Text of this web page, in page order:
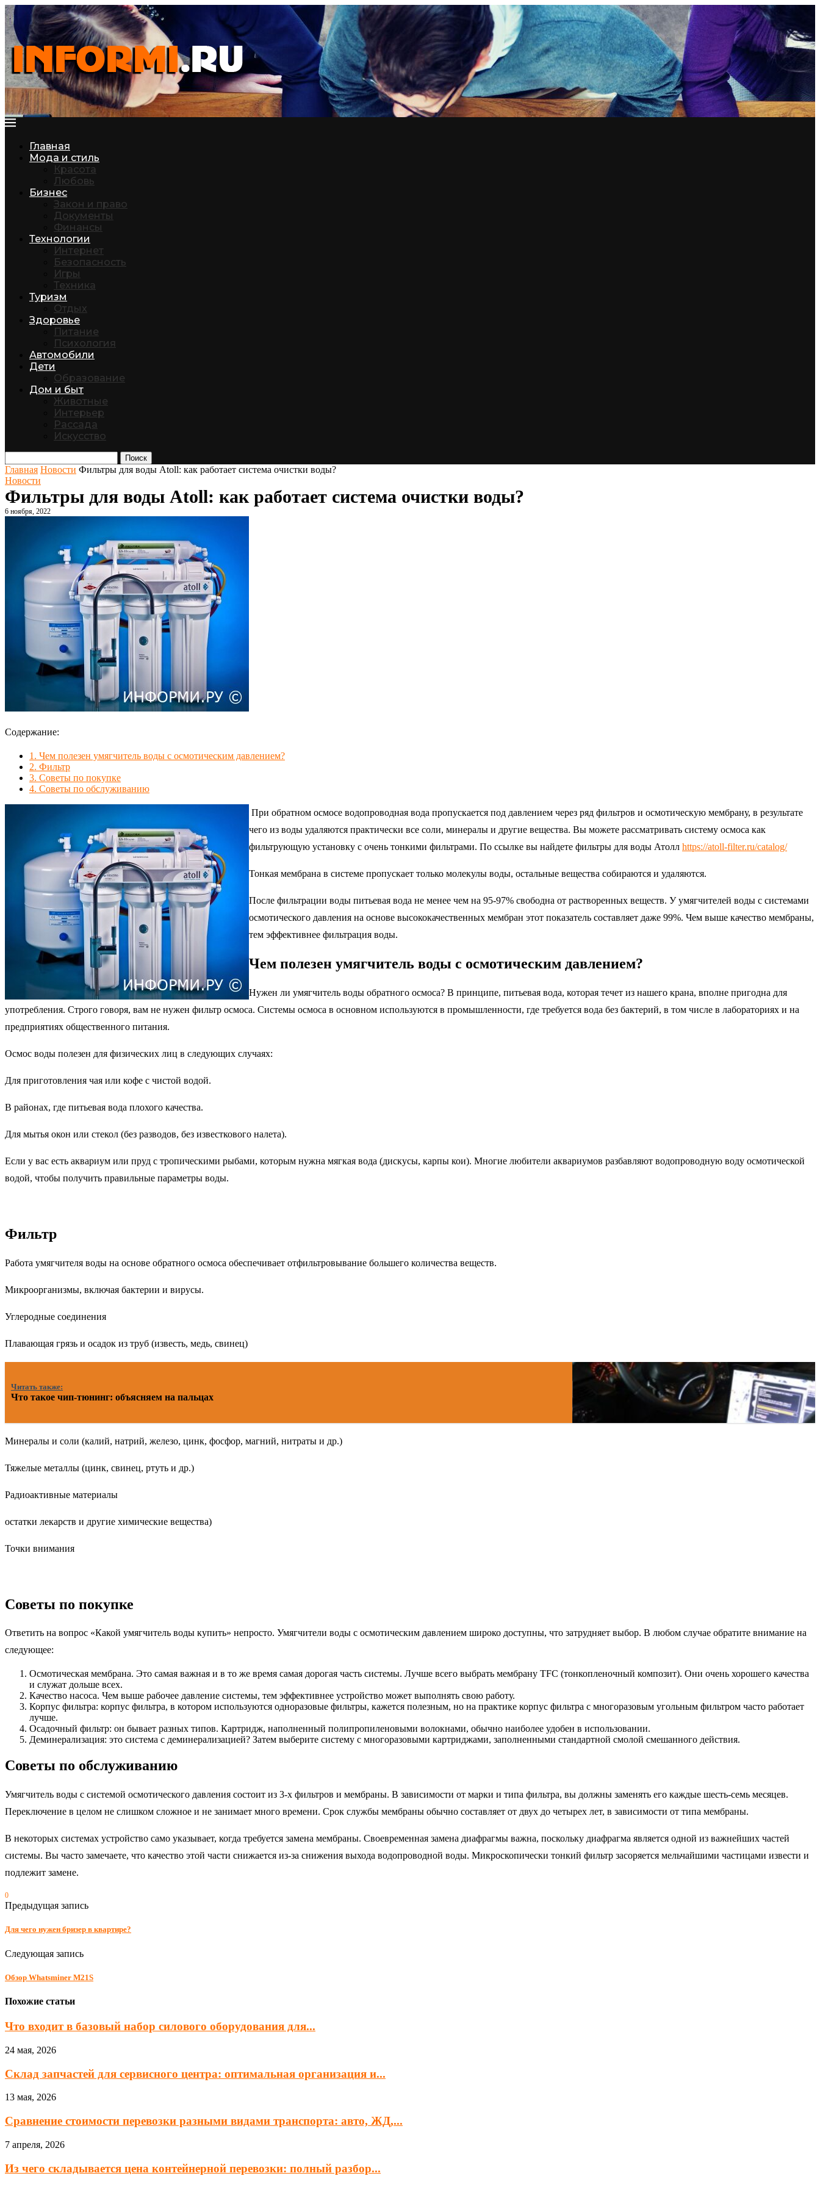
Главная
Мода и стиль
Красота
Любовь
Бизнес
Закон и право
Документы
Финансы
Технологии
Интернет
Безопасность
Игры
Техника
Туризм
Отдых
Здоровье
Питание
Психология
Автомобили
Дети
Образование
Дом и быт
Животные
Интерьер
Рассада
Искусство
Поиск
Главная Новости Фильтры для воды Atoll: как работает система очистки воды?
Новости
Фильтры для воды Atoll: как работает система очистки воды?
6 ноября, 2022
Содержание:
1. Чем полезен умягчитель воды с осмотическим давлением?
2. Фильтр
3. Советы по покупке
4. Советы по обслуживанию
При обратном осмосе водопроводная вода пропускается под давлением через ряд фильтров и осмотическую мембрану, в результате
чего из воды удаляются практически все соли, минералы и другие вещества. Вы можете рассматривать систему осмоса как
фильтрующую установку с очень тонкими фильтрами. По ссылке вы найдете фильтры для воды Атолл https://atoll-filter.ru/catalog/
Тонкая мембрана в системе пропускает только молекулы воды, остальные вещества собираются и удаляются.
После фильтрации воды питьевая вода не менее чем на 95-97% свободна от растворенных веществ. У умягчителей воды с системами
осмотического давления на основе высококачественных мембран этот показатель составляет даже 99%. Чем выше качество мембраны,
тем эффективнее фильтрация воды.
Чем полезен умягчитель воды с осмотическим давлением?
Нужен ли умягчитель воды обратного осмоса? В принципе, питьевая вода, которая течет из нашего крана, вполне пригодна для
употребления. Строго говоря, вам не нужен фильтр осмоса. Системы осмоса в основном используются в промышленности, где требуется вода без бактерий, в том числе в лабораториях и на
предприятиях общественного питания.
Осмос воды полезен для физических лиц в следующих случаях:
Для приготовления чая или кофе с чистой водой.
В районах, где питьевая вода плохого качества.
Для мытья окон или стекол (без разводов, без известкового налета).
Если у вас есть аквариум или пруд с тропическими рыбами, которым нужна мягкая вода (дискусы, карпы кои). Многие любители аквариумов разбавляют водопроводную воду осмотической
водой, чтобы получить правильные параметры воды.
Фильтр
Работа умягчителя воды на основе обратного осмоса обеспечивает отфильтровывание большего количества веществ.
Микроорганизмы, включая бактерии и вирусы.
Углеродные соединения
Плавающая грязь и осадок из труб (известь, медь, свинец)
Читать также:
Что такое чип-тюнинг: объясняем на пальцах
Минералы и соли (калий, натрий, железо, цинк, фосфор, магний, нитраты и др.)
Тяжелые металлы (цинк, свинец, ртуть и др.)
Радиоактивные материалы
остатки лекарств и другие химические вещества)
Точки внимания
Советы по покупке
Ответить на вопрос «Какой умягчитель воды купить» непросто. Умягчители воды с осмотическим давлением широко доступны, что затрудняет выбор. В любом случае обратите внимание на
следующее:
Осмотическая мембрана. Это самая важная и в то же время самая дорогая часть системы. Лучше всего выбрать мембрану TFC (тонкопленочный композит). Они очень хорошего качества
и служат дольше всех.
Качество насоса. Чем выше рабочее давление системы, тем эффективнее устройство может выполнять свою работу.
Корпус фильтра: корпус фильтра, в котором используются одноразовые фильтры, кажется полезным, но на практике корпус фильтра с многоразовым угольным фильтром часто работает
лучше.
Осадочный фильтр: он бывает разных типов. Картридж, наполненный полипропиленовыми волокнами, обычно наиболее удобен в использовании.
Деминерализация: это система с деминерализацией? Затем выберите систему с многоразовыми картриджами, заполненными стандартной смолой смешанного действия.
Советы по обслуживанию
Умягчитель воды с системой осмотического давления состоит из 3-х фильтров и мембраны. В зависимости от марки и типа фильтра, вы должны заменять его каждые шесть-семь месяцев.
Переключение в целом не слишком сложное и не занимает много времени. Срок службы мембраны обычно составляет от двух до четырех лет, в зависимости от типа мембраны.
В некоторых системах устройство само указывает, когда требуется замена мембраны. Своевременная замена диафрагмы важна, поскольку диафрагма является одной из важнейших частей
системы. Вы часто замечаете, что качество этой части снижается из-за снижения выхода водопроводной воды. Микроскопически тонкий фильтр засоряется мельчайшими частицами извести и
подлежит замене.
0
Предыдущая запись
Для чего нужен бризер в квартире?
Следующая запись
Обзор Whatsminer M21S
Похожие статьи
Что входит в базовый набор силового оборудования для...
24 мая, 2026
Склад запчастей для сервисного центра: оптимальная организация и...
13 мая, 2026
Сравнение стоимости перевозки разными видами транспорта: авто, ЖД,...
7 апреля, 2026
Из чего складывается цена контейнерной перевозки: полный разбор...